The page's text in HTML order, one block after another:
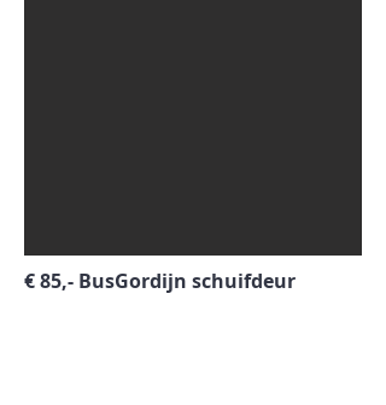
€ 85,- BusGordijn schuifdeur